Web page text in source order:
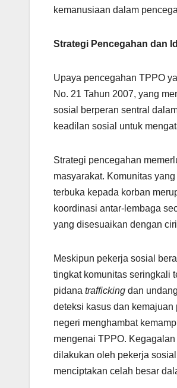
kemanusiaan dalam
Strategi Pencegahan dan
Upaya pencegahan TPPO
No. 21 Tahun 2007, yang
sosial berperan sentral
keadilan sosial untuk
Strategi pencegahan
masyarakat. Komunitas
terbuka kepada korban
koordinasi antar-lembaga
yang disesuaikan dengan
Meskipun pekerja sosial
tingkat komunitas seringkali
pidana trafficking dan
deteksi kasus dan
negeri menghambat
mengenai TPPO.
dilakukan oleh pekerja
menciptakan celah besar